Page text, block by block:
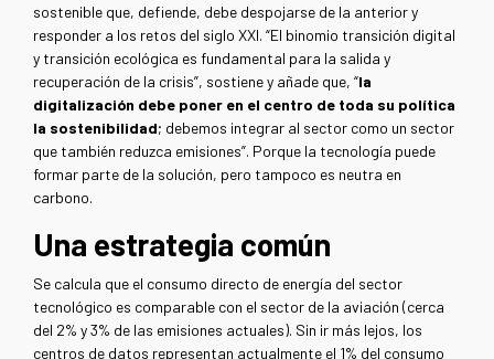
sostenible que, defiende, debe despojarse de la anterior y
responder a los retos del siglo XXI. “El binomio transición digital
y transición ecológica es fundamental para la salida y
recuperación de la crisis”, sostiene y añade que, “la
digitalización debe poner en el centro de toda su política
la sostenibilidad; debemos integrar al sector como un sector
que también reduzca emisiones”. Porque la tecnología puede
formar parte de la solución, pero tampoco es neutra en
carbono.
Una estrategia común
Se calcula que el consumo directo de energía del sector
tecnológico es comparable con el sector de la aviación (cerca
del 2% y 3% de las emisiones actuales). Sin ir más lejos, los
centros de datos representan actualmente el 1% del consumo